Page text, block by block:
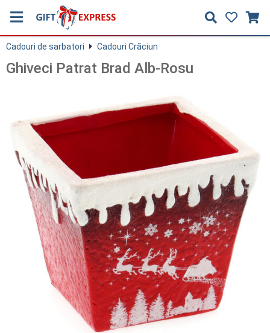
Cadouri de sarbatori Cadouri Crăciun
Ghiveci Patrat Brad Alb-Rosu